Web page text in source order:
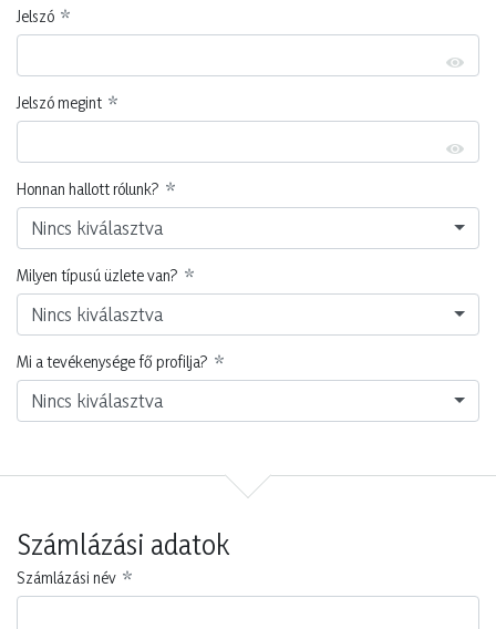
Jelszó
Jelszó megint
Honnan hallott rólunk?
Nincs kiválasztva
Milyen típusú üzlete van?
Nincs kiválasztva
Mi a tevékenysége fő profilja?
Nincs kiválasztva
Számlázási adatok
Számlázási név